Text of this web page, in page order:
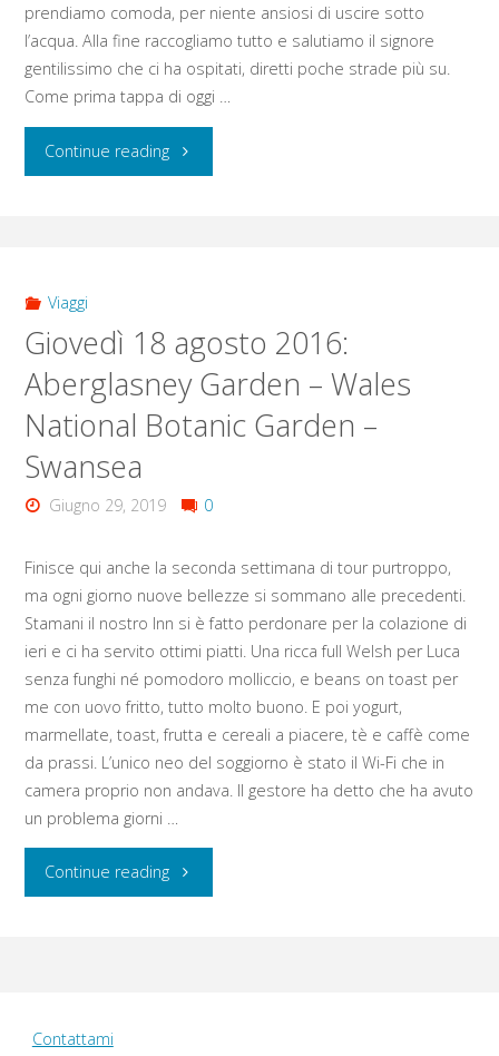
prendiamo comoda, per niente ansiosi di uscire sotto
l’acqua. Alla fine raccogliamo tutto e salutiamo il signore
gentilissimo che ci ha ospitati, diretti poche strade più su.
Come prima tappa di oggi …
Continue reading"Venerdì
Swansea
–
Dylan
–
Blaenavon
–
Big
Pit
National
Coal
Viaggi
Giovedì 18 agosto 2016:
Aberglasney Garden – Wales
National Botanic Garden –
Swansea
Giugno 29, 2019 0
Finisce qui anche la seconda settimana di tour purtroppo,
ma ogni giorno nuove bellezze si sommano alle precedenti.
Stamani il nostro Inn si è fatto perdonare per la colazione di
ieri e ci ha servito ottimi piatti. Una ricca full Welsh per Luca
senza funghi né pomodoro molliccio, e beans on toast per
me con uovo fritto, tutto molto buono. E poi yogurt,
marmellate, toast, frutta e cereali a piacere, tè e caffè come
da prassi. L’unico neo del soggiorno è stato il Wi-Fi che in
camera proprio non andava. Il gestore ha detto che ha avuto
un problema giorni …
Continue reading"Giovedì
Contattami